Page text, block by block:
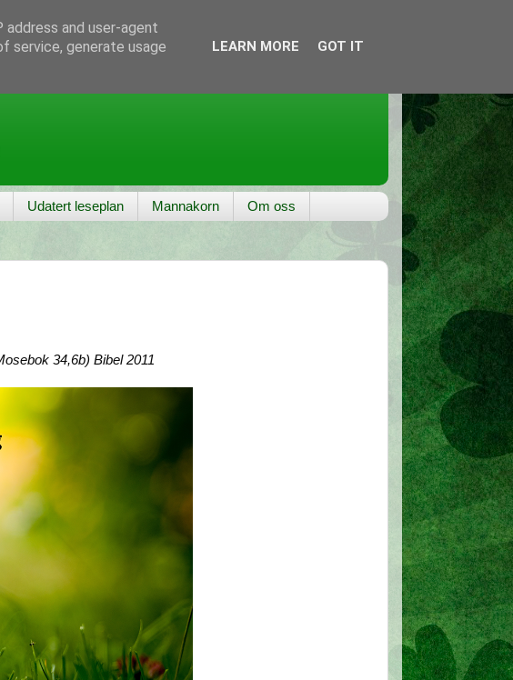
Udatert leseplan Mannakorn Om oss
34,6b) Bibel 2011
and user-agent
service, generate usage
LEARN MORE GOT IT